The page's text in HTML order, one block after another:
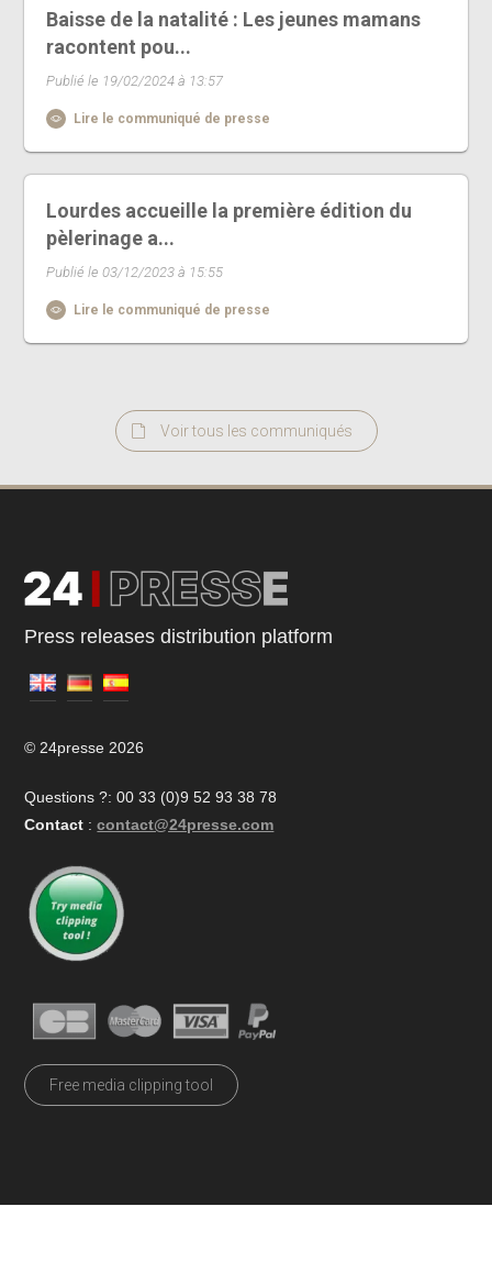
Baisse de la natalité : Les jeunes mamans
racontent pou...
Publié le 19/02/2024 à 13:57
Lire le communiqué de presse
Lourdes accueille la première édition du
pèlerinage a...
Publié le 03/12/2023 à 15:55
Lire le communiqué de presse
Voir tous les communiqués
Press releases distribution platform
© 24presse 2026
Questions ?: 00 33 (0)9 52 93 38 78
Contact : contact@24presse.com
Free media clipping tool